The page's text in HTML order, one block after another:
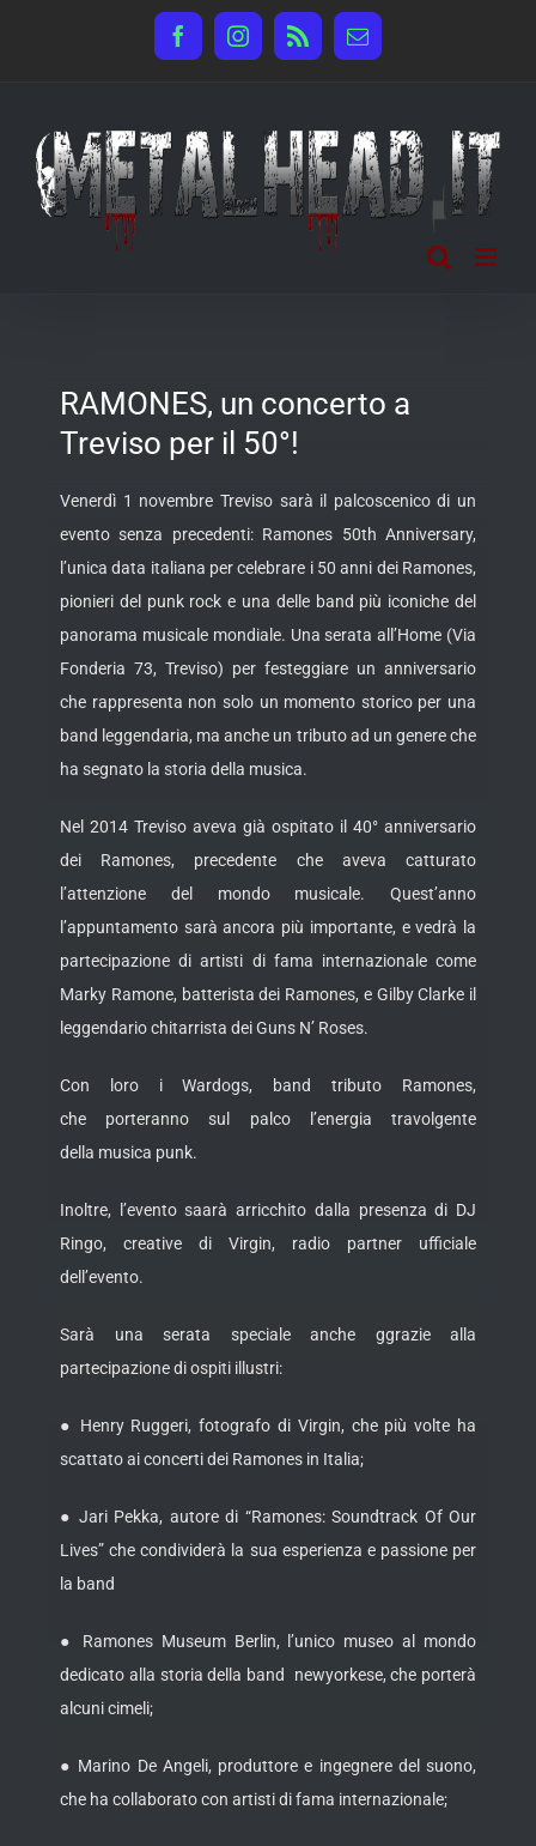
FacebookInstagram
Rss Email
RAMONES, un concerto a
Treviso per il 50°!
Venerdì 1 novembre Treviso sarà il palcoscenico di un
evento senza precedenti: Ramones 50th Anniversary,
l’unica data italiana per celebrare i 50 anni dei Ramones,
pionieri del punk rock e una delle band più iconiche del
panorama musicale mondiale. Una serata all’Home (Via
Fonderia 73, Treviso) per festeggiare un anniversario
che rappresenta non solo un momento storico per una
band leggendaria, ma anche un tributo ad un genere che
ha segnato la storia della musica.
Nel 2014 Treviso aveva già ospitato il 40° anniversario
dei Ramones, precedente che aveva catturato
l’attenzione del mondo musicale. Quest’anno
l’appuntamento sarà ancora più importante, e vedrà la
partecipazione di artisti di fama internazionale come
Marky Ramone, batterista dei Ramones, e Gilby Clarke il
leggendario chitarrista dei Guns N’ Roses.
Con loro i Wardogs, band tributo Ramones,
che porteranno sul palco l’energia travolgente
della musica punk.
Inoltre, l’evento saarà arricchito dalla presenza di DJ
Ringo, creative di Virgin, radio partner ufficiale
dell’evento.
Sarà una serata speciale anche ggrazie alla
partecipazione di ospiti illustri:
● Henry Ruggeri, fotografo di Virgin, che più volte ha
scattato ai concerti dei Ramones in Italia;
● Jari Pekka, autore di “Ramones: Soundtrack Of Our
Lives” che condividerà la sua esperienza e passione per
la band
● Ramones Museum Berlin, l’unico museo al mondo
dedicato alla storia della band newyorkese, che porterà
alcuni cimeli;
● Marino De Angeli, produttore e ingegnere del suono,
che ha collaborato con artisti di fama internazionale;